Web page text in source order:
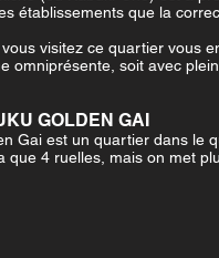
établissements que la
visitez ce quartier vous
omniprésente, soit avec
GOLDEN GAI
Gai est un quartier dans le
a que 4 ruelles, mais on met